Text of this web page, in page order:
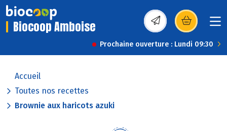
Biocoop Amboise (s’ouvre dans une
Prochaine ouverture : Lundi 09:30
Accueil
Toutes nos recettes
Brownie aux haricots azuki